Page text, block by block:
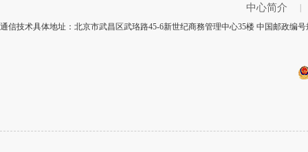
中心简介
通信技术具体地址：北京市武昌区武珞路45-6新世纪商務管理中心35楼 中国邮政编